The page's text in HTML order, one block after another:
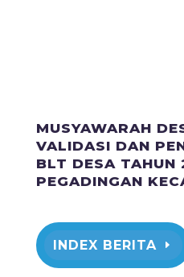
MUSYAWARAH
VALIDASI DAN
BLT DESA TAHUN
PEGADINGAN
INDEX BERITA